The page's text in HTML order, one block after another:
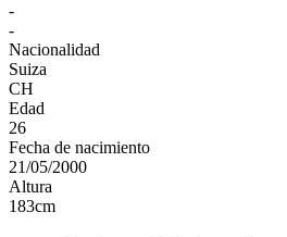
-
-
Nacionalidad
Suiza
CH
Edad
26
Fecha de nacimiento
21/05/2000
Altura
183cm